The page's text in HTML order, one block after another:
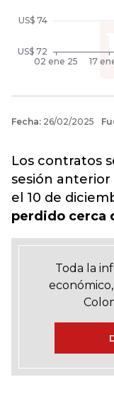
Los contratos
sesión anterior
el 10 de
perdido cerca
Toda la